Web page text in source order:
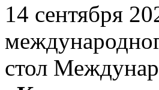
14 сентября
стол